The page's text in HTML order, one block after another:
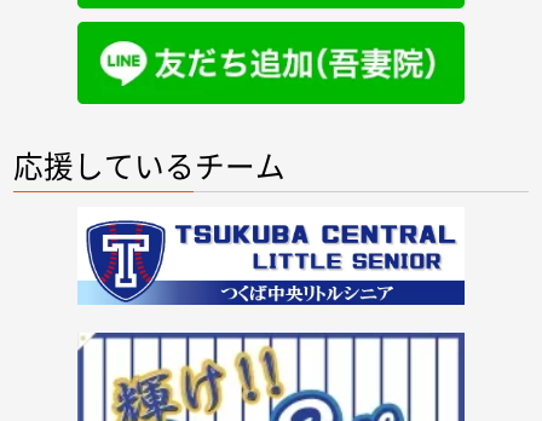
応援しているチーム